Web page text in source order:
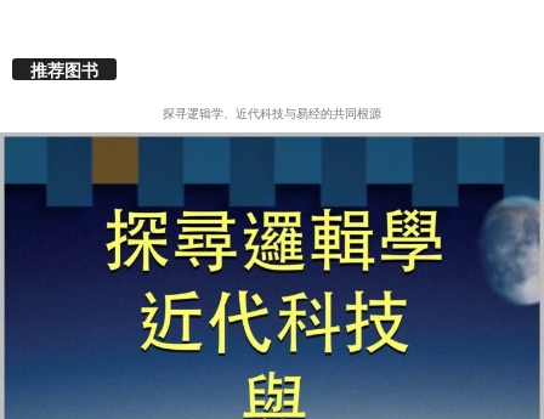
推荐图书
探寻逻辑学、近代科技与易经的共同根源